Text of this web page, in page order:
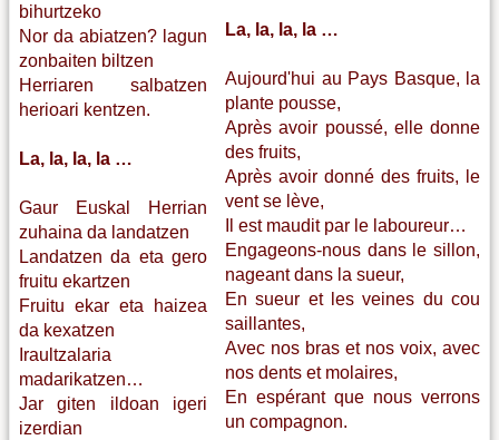
bihurtzeko
Nor da abiatzen? lagun
zonbaiten biltzen
Herriaren salbatzen
herioari kentzen.
La, la, la, la …
Gaur Euskal Herrian
zuhaina da landatzen
Landatzen da eta gero
fruitu ekartzen
Fruitu ekar eta haizea
da kexatzen
Iraultzalaria
madarikatzen…
Jar giten ildoan igeri
izerdian
La, la, la, la …
Aujourd'hui au Pays Basque, la
plante pousse,
Après avoir poussé, elle donne
des fruits,
Après avoir donné des fruits, le
vent se lève,
Il est maudit par le laboureur…
Engageons-nous dans le sillon,
nageant dans la sueur,
En sueur et les veines du cou
saillantes,
Avec nos bras et nos voix, avec
nos dents et molaires,
En espérant que nous verrons
un compagnon.